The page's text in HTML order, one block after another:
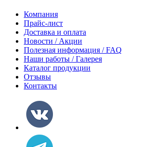
Компания
Прайс-лист
Доставка и оплата
Новости / Акции
Полезная информация / FAQ
Наши работы / Галерея
Каталог продукции
Отзывы
Контакты